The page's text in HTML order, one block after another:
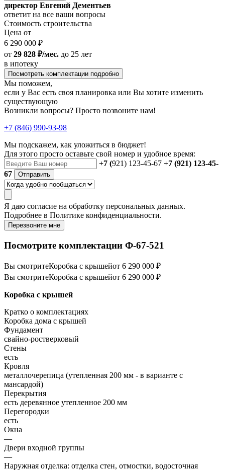
директор Евгений Дементьев
ответит на все ваши вопросы
Стоимость строительства
Цена от
6 290 000 ₽
от 29 828 ₽/мес. до 25 лет
в ипотеку
Посмотреть комплектации подробно
Мы поможем,
если у Вас есть своя планировка или Вы хотите изменить
существующую
Возникли вопросы? Просто позвоните нам!
+7 (846) 990-93-98
Мы подскажем, как уложиться в бюджет!
Для этого просто оставьте свой номер и удобное время:
+7 (921) 123-45-67 +7 (921) 123-45-
67
Отправить
Я даю согласие на обработку персональных данных.
Подробнее в Политике конфиденциальности.
Перезвоните мне
Посмотрите комплектации Ф-67-521
Вы смотритеКоробка с крышейот 6 290 000 ₽
Вы смотритеКоробка с крышейот 6 290 000 ₽
Коробка с крышей
Кратко о комплектациях
Коробка дома с крышей
Фундамент
свайно-ростверковый
Стены
есть
Кровля
металлочерепица (утепленная 200 мм - в варианте с
мансардой)
Перекрытия
есть деревянное утепленное 200 мм
Перегородки
есть
Окна
—
Двери входной группы
—
Наружная отделка: отделка стен, отмостки, водосточная